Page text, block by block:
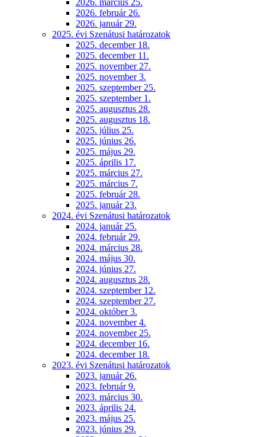
2026. március 25.
2026. február 26.
2026. január 29.
2025. évi Szenátusi határozatok
2025. december 18.
2025. december 11.
2025. november 27.
2025. november 3.
2025. szeptember 25.
2025. szeptember 1.
2025. augusztus 28.
2025. augusztus 18.
2025. július 25.
2025. június 26.
2025. május 29.
2025. április 17.
2025. március 27.
2025. március 7.
2025. február 28.
2025. január 23.
2024. évi Szenátusi határozatok
2024. január 25.
2024. február 29.
2024. március 28.
2024. május 30.
2024. június 27.
2024. augusztus 28.
2024. szeptember 12.
2024. szeptember 27.
2024. október 3.
2024. november 4.
2024. november 25.
2024. december 16.
2024. december 18.
2023. évi Szenátusi határozatok
2023. január 26.
2023. február 9.
2023. március 30.
2023. április 24.
2023. május 25.
2023. június 29.